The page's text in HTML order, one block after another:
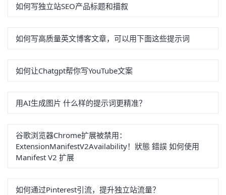
如何写独立站SEO产品标题和描叙
如何写高质量英文博客文章，可以用下面这些提示词
如何让Chatgpt帮你写YouTube文案
用AI生成图片 什么样的提示词更精准？
谷歌浏览器Chrome扩展被禁用：
ExtensionManifestV2Availability！狀態 錯誤 如何使用
Manifest V2 扩展
如何通过Pinterest引流，提升独立站流量？